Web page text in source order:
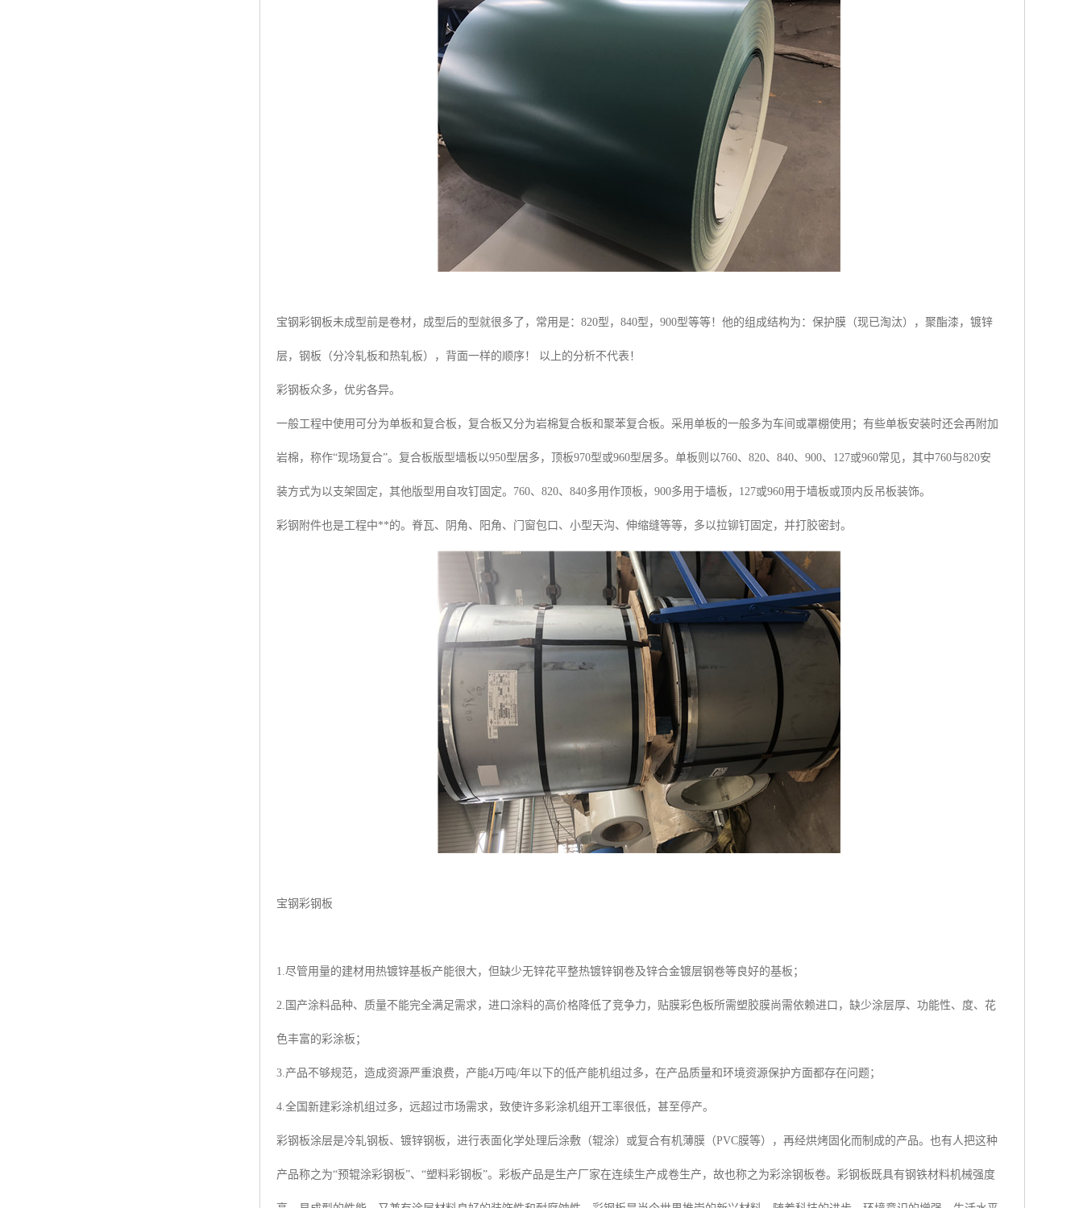
宝钢彩钢板未成型前是卷材，成型后的型就很多了，常用是：820型，840型，900型等等！他的组成结构为：保护膜（现已淘汰），聚酯漆，镀锌
层，钢板（分冷轧板和热轧板），背面一样的顺序！ 以上的分析不代表！
彩钢板众多，优劣各异。
一般工程中使用可分为单板和复合板，复合板又分为岩棉复合板和聚苯复合板。采用单板的一般多为车间或罩棚使用；有些单板安装时还会再附加
岩棉，称作“现场复合”。复合板版型墙板以950型居多，顶板970型或960型居多。单板则以760、820、840、900、127或960常见，其中760与820安
装方式为以支架固定，其他版型用自攻钉固定。760、820、840多用作顶板，900多用于墙板，127或960用于墙板或顶内反吊板装饰。
彩钢附件也是工程中**的。脊瓦、阴角、阳角、门窗包口、小型天沟、伸缩缝等等，多以拉铆钉固定，并打胶密封。
宝钢彩钢板
1.尽管用量的建材用热镀锌基板产能很大，但缺少无锌花平整热镀锌钢卷及锌合金镀层钢卷等良好的基板；
2.国产涂料品种、质量不能完全满足需求，进口涂料的高价格降低了竞争力，贴膜彩色板所需塑胶膜尚需依赖进口，缺少涂层厚、功能性、度、花
色丰富的彩涂板；
3.产品不够规范，造成资源严重浪费，产能4万吨/年以下的低产能机组过多，在产品质量和环境资源保护方面都存在问题；
4.全国新建彩涂机组过多，远超过市场需求，致使许多彩涂机组开工率很低，甚至停产。
彩钢板涂层是冷轧钢板、镀锌钢板，进行表面化学处理后涂敷（辊涂）或复合有机薄膜（PVC膜等），再经烘烤固化而制成的产品。也有人把这种
产品称之为“预辊涂彩钢板”、“塑料彩钢板”。彩板产品是生产厂家在连续生产成卷生产，故也称之为彩涂钢板卷。彩钢板既具有钢铁材料机械强度